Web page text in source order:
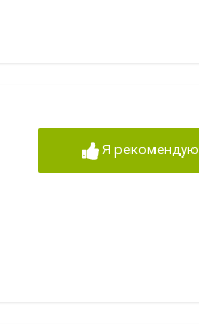
Я рекомендую